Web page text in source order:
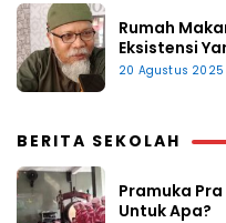
Rumah
Eksistensi
20 Agustus 2025
BERITA SEKOLAH
Pramuka
Untuk Apa?